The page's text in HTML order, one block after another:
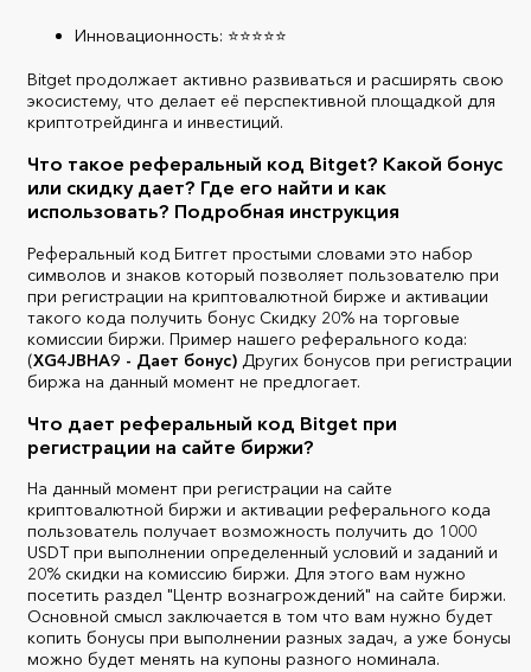
Инновационность: ⭐⭐⭐⭐⭐
Bitget продолжает активно развиваться и расширять свою
экосистему, что делает её перспективной площадкой для
криптотрейдинга и инвестиций.
Что такое реферальный код Bitget? Какой бонус
или скидку дает? Где его найти и как
использовать? Подробная инструкция
Реферальный код Битгет простыми словами это набор
символов и знаков который позволяет пользователю при
при регистрации на криптовалютной бирже и активации
такого кода получить бонус Скидку 20% на торговые
комиссии биржи. Пример нашего реферального кода:
(XG4JBHA9 - Дает бонус) Других бонусов при регистрации
биржа на данный момент не предлогает.
Что дает реферальный код Bitget при
регистрации на сайте биржи?
На данный момент при регистрации на сайте
криптовалютной биржи и активации реферального кода
пользователь получает возможность получить до 1000
USDT при выполнении определенный условий и заданий и
20% скидки на комиссию биржи. Для этого вам нужно
посетить раздел "Центр вознагрождений" на сайте биржи.
Основной смысл заключается в том что вам нужно будет
копить бонусы при выполнении разных задач, а уже бонусы
можно будет менять на купоны разного номинала.